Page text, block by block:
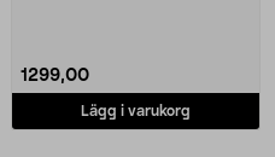
1299,00
Lägg i varukorg